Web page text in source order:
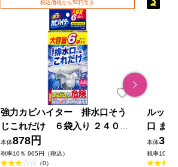
税込価格から50円引き
強力カビハイター 排水口そう
じこれだけ ６袋入り ２４０ｇ
花王
本体878円
税率10％ 965円（税込）
（0）
ルック
口 ま
用 ２
本体
税率10％